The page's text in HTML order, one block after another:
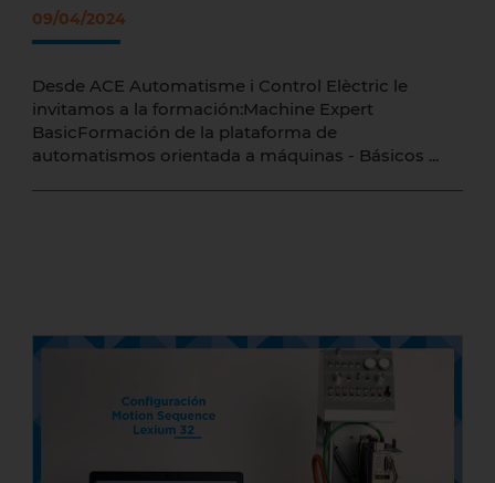
09/04/2024
Desde ACE Automatisme i Control Elèctric le
invitamos a la formación:Machine Expert
BasicFormación de la plataforma de
automatismos orientada a máquinas - Básicos ...
Cómo configurar una Motion Sequence
en un Lexium 32